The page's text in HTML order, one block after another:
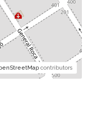
contributors